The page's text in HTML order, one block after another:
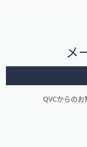
メ
ニ
メ
QVCからの